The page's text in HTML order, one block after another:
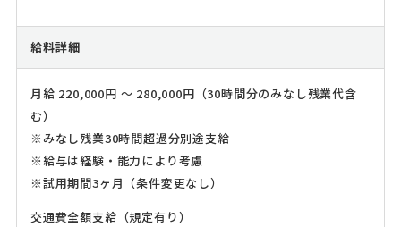
給料詳細
月給 220,000円 ～ 280,000円（30時間分のみなし残業代含
む）
※みなし残業30時間超過分別途支給
※給与は経験・能力により考慮
※試用期間3ヶ月（条件変更なし）
交通費全額支給（規定有り）